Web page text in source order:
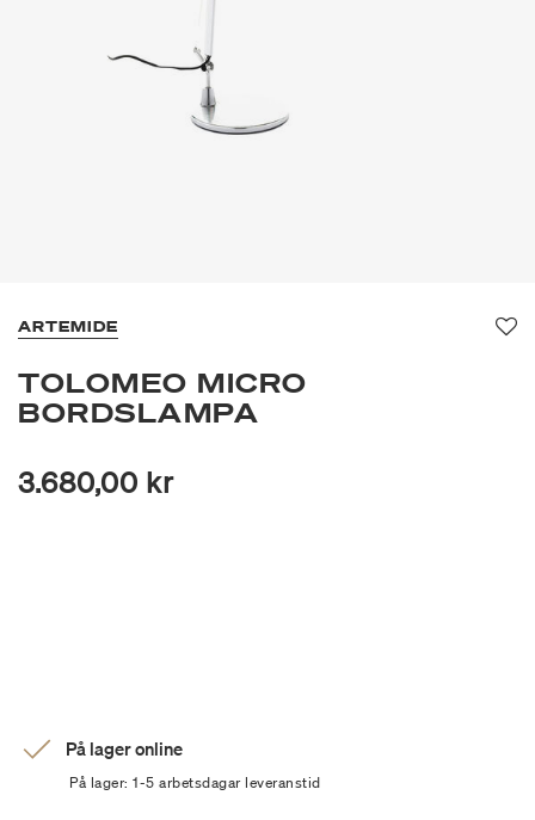
ARTEMIDE
TOLOMEO MICRO
BORDSLAMPA
3.680,00 kr
På lager online
På lager: 1-5 arbetsdagar leveranstid